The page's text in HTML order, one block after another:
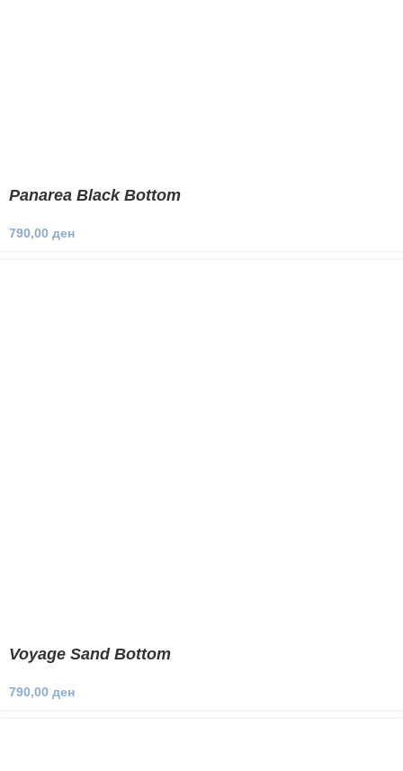
Panarea Black Bottom
790,00 ден
Voyage Sand Bottom
790,00 ден